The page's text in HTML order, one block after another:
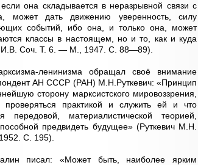
она складывается в неразрывной связи с
может дать движению уверенность, силу
событий, ибо она, и только она, может
классы в настоящем, но и то, как и куда
И.В. Соч. Т. 6. — М., 1947. С. 88—89).
ленинизма обращал своё внимание
АН СССР (РАН) М.Н.Руткевич: «Принцип
сторону марксистского мировоззрения,
проверяться практикой и служить ей и что
передовой, материалистической теорией,
предвидеть будущее» (Руткевич М.Н.
С. 195).
писал: «Может быть, наиболее ярким